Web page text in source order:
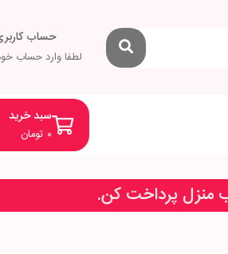
حساب
لطفا وارد حساب
سبد خرید
تومان ۰
منزل پرداخت کن.